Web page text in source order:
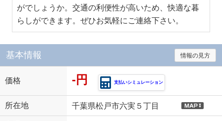
がでしょうか。交通の利便性が高いため、快適な暮
らしができます。ぜひお気軽にご連絡下さい。
基本情報 情報の見方
価格 -円 支払いシミュレーション
所在地 千葉県松戸市六実５丁目